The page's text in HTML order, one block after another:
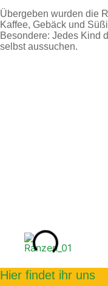
Übergeben wurden die
Kaffee, Gebäck und
Besondere: Jedes Kind
selbst aussuchen.
Hier findet ihr uns